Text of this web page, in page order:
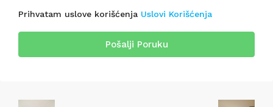
Prihvatam uslove korišćenja Uslovi Korišćenja
Pošalji Poruku